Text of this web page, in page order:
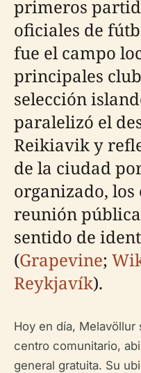
primeros
oficiales de
fue el campo
principales
selección
paralelizó el
Reikiavik y
de la ciudad
organizado, los
reunión
sentido de
(Grapevine;
Reykjavík).
Hoy en día,
centro comunitario,
general gratuita. Su